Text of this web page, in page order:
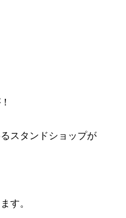
スタンドショップが
す。